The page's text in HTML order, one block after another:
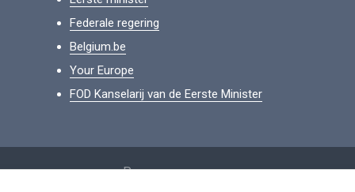
Federale regering
Belgium.be
Your Europe
FOD Kanselarij van de Eerste Minister
Persoonsgegevens